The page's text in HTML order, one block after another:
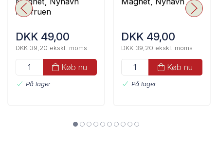
Havfruen
DKK 49,00
DKK 39,20 ekskl. moms
Køb nu
På lager
DKK 49,00
DKK 39,20 ekskl. moms
Køb nu
På lager